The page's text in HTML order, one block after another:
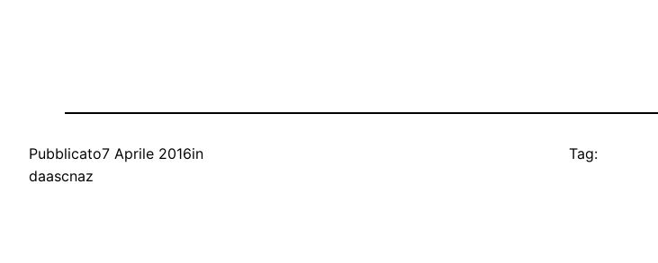
Pubblicato7 Aprile 2016in
daascnaz
Tag: